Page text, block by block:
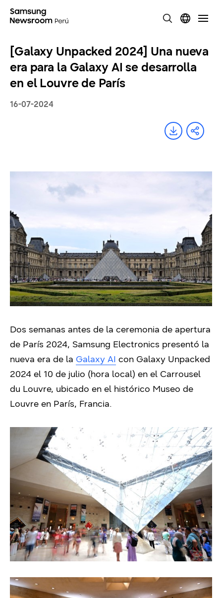
[Galaxy Unpacked 2024] Una nueva
era para la Galaxy AI se desarrolla
en el Louvre de París
16-07-2024
Dos semanas antes de la ceremonia de apertura
de París 2024, Samsung Electronics presentó la
nueva era de la Galaxy AI con Galaxy Unpacked
2024 el 10 de julio (hora local) en el Carrousel
du Louvre, ubicado en el histórico Museo de
Louvre en París, Francia.